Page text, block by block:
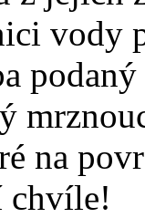
vody
podaný
na
chvíle!